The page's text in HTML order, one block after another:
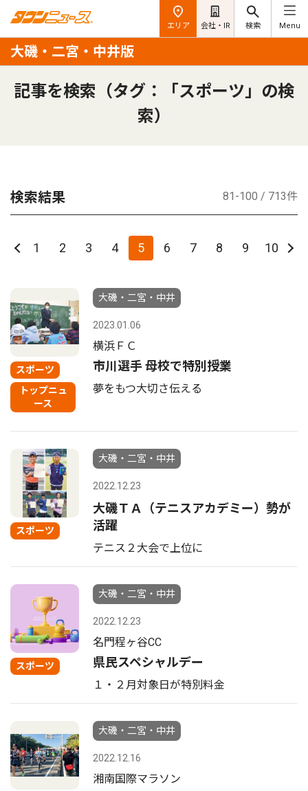
エリア 会社・IR 検索 Menu
大磯・二宮・中井版
記事を検索（タグ：「スポーツ」の検
索）
検索結果 81-100 / 713件
1 2 3 4 5 6 7 8 9 10
スポーツ
トップニュ
ース
大磯・二宮・中井
2023.01.06
横浜ＦＣ
市川選手 母校で特別授業
夢をもつ大切さ伝える
スポーツ
大磯・二宮・中井
2022.12.23
大磯ＴＡ（テニスアカデミー）勢が
活躍
テニス２大会で上位に
スポーツ
大磯・二宮・中井
2022.12.23
名門程ヶ谷CC
県民スペシャルデー
１・２月対象日が特別料金
大磯・二宮・中井
2022.12.16
湘南国際マラソン